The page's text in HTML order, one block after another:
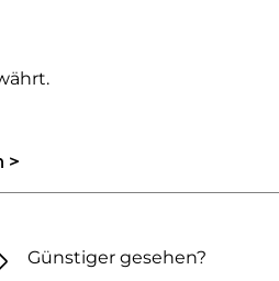
>
Günstiger gesehen?